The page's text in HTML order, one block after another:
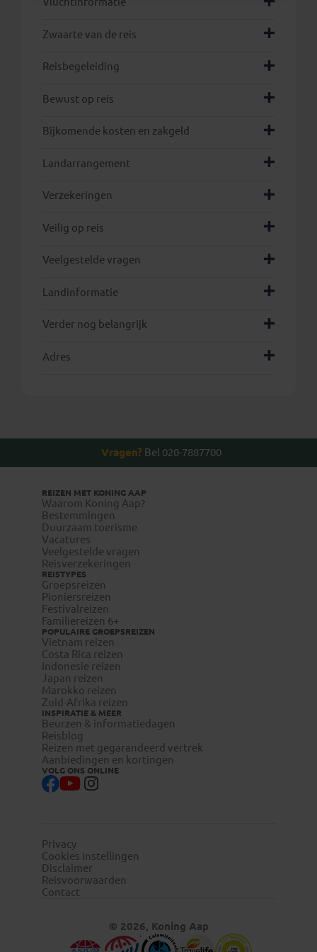
Zwaarte van de reis
Reisbegeleiding
Bewust op reis
Bijkomende kosten en zakgeld
Landarrangement
Verzekeringen
Veilig op reis
Veelgestelde vragen
Landinformatie
Verder nog belangrijk
Adres
Vragen? Bel 020-7887700
REIZEN MET KONING AAP
Waarom Koning Aap?
Bestemmingen
Duurzaam toerisme
Vacatures
Veelgestelde vragen
Reisverzekeringen
REISTYPES
Groepsreizen
Pioniersreizen
Festivalreizen
Familiereizen 6+
POPULAIRE GROEPSREIZEN
Vietnam reizen
Costa Rica reizen
Indonesie reizen
Japan reizen
Marokko reizen
Zuid-Afrika reizen
INSPIRATIE & MEER
Beurzen & informatiedagen
Reisblog
Reizen met gegarandeerd vertrek
Aanbiedingen en kortingen
VOLG ONS ONLINE
Privacy
Cookies instellingen
Disclaimer
Reisvoorwaarden
Contact
© 2026, Koning Aap